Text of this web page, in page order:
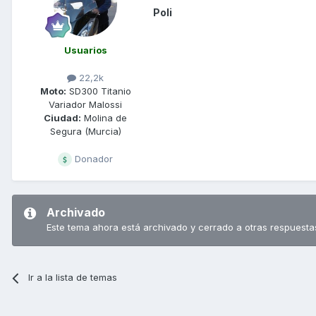
Usuarios
22,2k
Moto: SD300 Titanio
Variador Malossi
Ciudad: Molina de
Segura (Murcia)
Donador
Poli
Archivado
Este tema ahora está archivado y cerrado a otras
Ir a la lista de temas